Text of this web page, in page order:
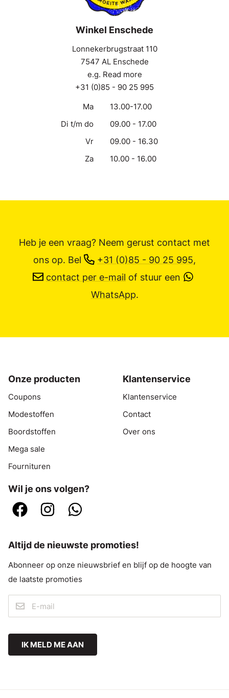
Winkel Enschede
Lonnekerbrugstraat 110
7547 AL Enschede
e.g. Read more
+31 (0)85 - 90 25 995
Ma
13.00-17.00
Di t/m do
09.00 - 17.00
Vr
09.00 - 16.30
Za
10.00 - 16.00
Heb je een vraag? Neem gerust contact met
ons op. Bel +31 (0)85 - 90 25 995,
contact per e-mail of stuur een
WhatsApp.
Onze producten
Coupons
Modestoffen
Boordstoffen
Mega sale
Fournituren
Klantenservice
Klantenservice
Contact
Over ons
Wil je ons volgen?
Altijd de nieuwste promoties!
Abonneer op onze nieuwsbrief en blijf op de hoogte van
de laatste promoties
IK MELD ME AAN